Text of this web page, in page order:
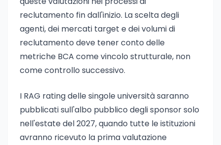
reclutamento fin dall'inizio. La scelta degli
agenti, dei mercati target e dei volumi di
reclutamento deve tener conto delle
metriche BCA come vincolo strutturale, non
come controllo successivo.
I RAG rating delle singole università saranno
pubblicati sull'albo pubblico degli sponsor solo
nell'estate del 2027, quando tutte le istituzioni
avranno ricevuto la prima valutazione